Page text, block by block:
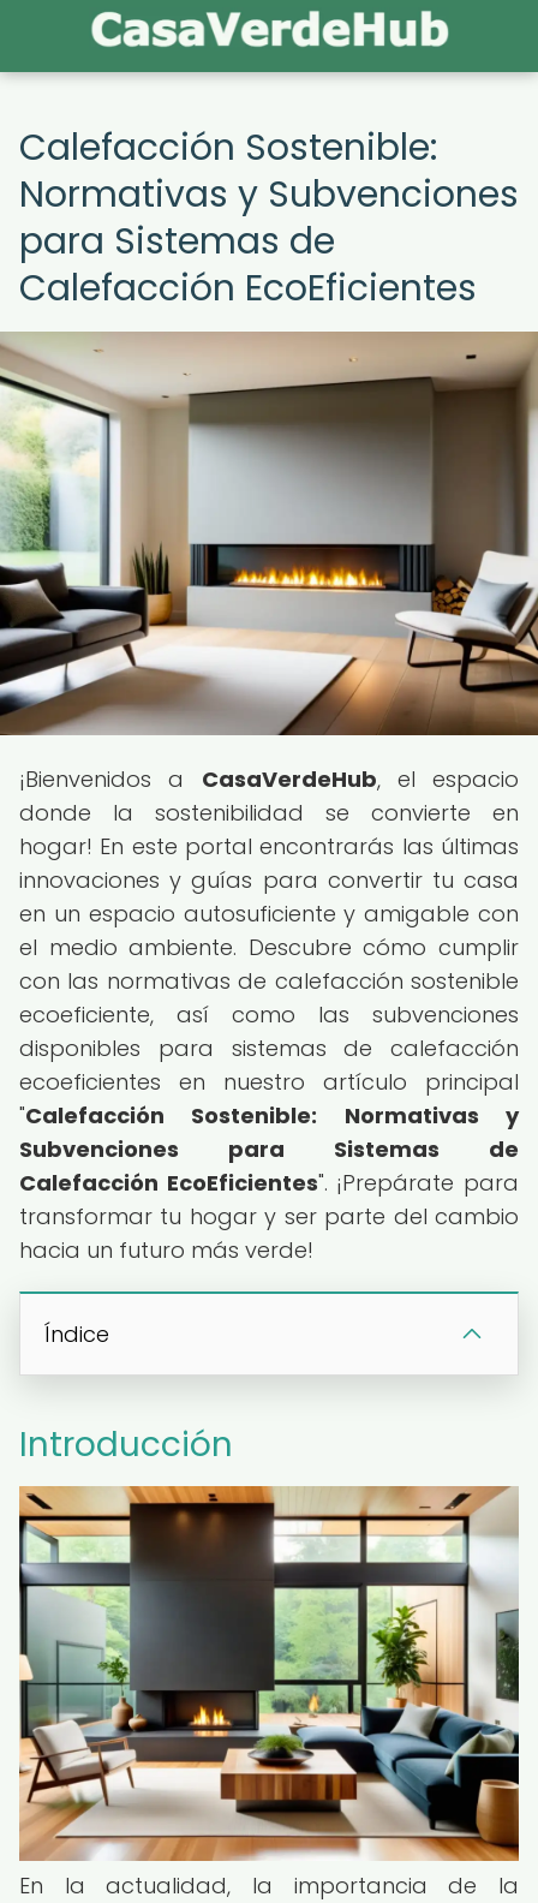
Calefacción Sostenible:
Normativas y Subvenciones
para Sistemas de
Calefacción EcoEficientes
¡Bienvenidos a CasaVerdeHub, el espacio
donde la sostenibilidad se convierte en
hogar! En este portal encontrarás las últimas
innovaciones y guías para convertir tu casa
en un espacio autosuficiente y amigable con
el medio ambiente. Descubre cómo cumplir
con las normativas de calefacción sostenible
ecoeficiente, así como las subvenciones
disponibles para sistemas de calefacción
ecoeficientes en nuestro artículo principal
"Calefacción Sostenible: Normativas y
Subvenciones para Sistemas de
Calefacción EcoEficientes". ¡Prepárate para
transformar tu hogar y ser parte del cambio
hacia un futuro más verde!
Índice
Introducción
En la actualidad, la importancia de la